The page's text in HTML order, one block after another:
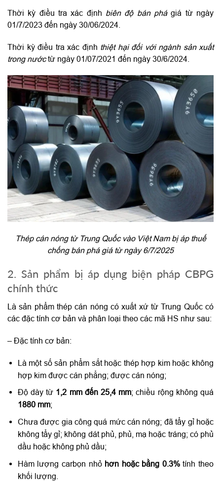
Thời kỳ điều tra xác định biên độ bán phágiá từ ngày
01/7/2023 đến ngày 30/06/2024.
Thời kỳ điều tra xác định thiệt hại đối với ngành sản xuất
trong nướctừ ngày 01/07/2021 đến ngày 30/6/2024.
Thép cán nóng từ Trung Quốc vào Việt Nam bị áp thuế
chống bán phá giá từ ngày 6/7/2025
2. Sản phẩm bị áp dụng biện pháp CBPG
chính thức
Là sản phẩm thép cán nóng có xuất xứ từ Trung Quốc có
các đặc tính cơ bản và phân loại theo các mã HS như sau:
– Đặc tính cơ bản:
Là một số sản phẩm sắt hoặc thép hợp kim hoặc không
hợp kim được cán phẳng; được cán nóng;
Độ dày từ 1,2 mm đến 25,4 mm; chiều rộng không quá
1880 mm;
Chưa được gia công quá mức cán nóng; đã tẩy gỉ hoặc
không tẩy gỉ; không dát phủ, phủ, mạ hoặc tráng; có phủ
dầu hoặc không phủ dầu;
Hàm lượng carbọn nhỏ hơn hoặc bằng 0.3%tính theo
khối lượng.